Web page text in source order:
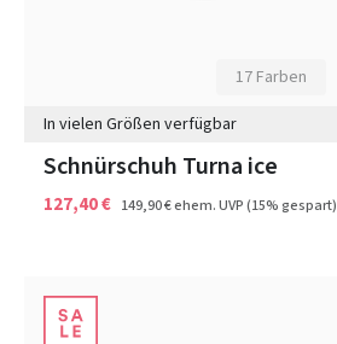
17 Farben
In vielen Größen verfügbar
Schnürschuh Turna ice
127,40 € 149,90 €ehem. UVP(15% gespart)